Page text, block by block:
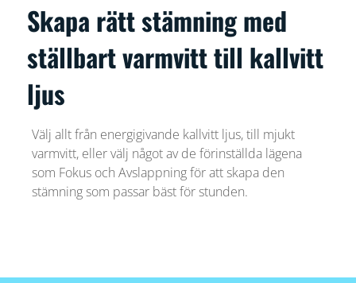
Skapa rätt stämning med
ställbart varmvitt till kallvitt
ljus
Välj allt från energigivande kallvitt ljus, till mjukt
varmvitt, eller välj något av de förinställda lägena
som Fokus och Avslappning för att skapa den
stämning som passar bäst för stunden.